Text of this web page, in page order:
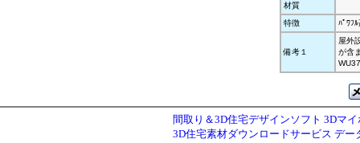
材質
特徴
ﾊﾟﾜﾌ
備考１
屋外
が含
間取り＆3D住宅デザインソフト 3Dマ
3D住宅素材ダウンロードサービス デー